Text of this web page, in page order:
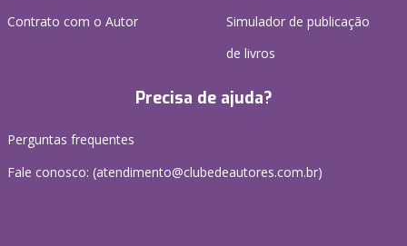
Contrato com o Autor
Simulador de publicação
de livros
Precisa de ajuda?
Perguntas frequentes
Fale conosco: (atendimento@clubedeautores.com.br)